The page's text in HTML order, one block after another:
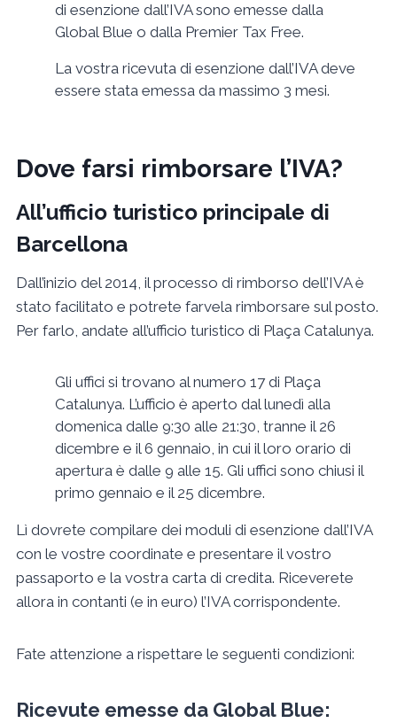
di esenzione dall’IVA sono emesse dalla
Global Blue o dalla Premier Tax Free.
La vostra ricevuta di esenzione dall’IVA deve
essere stata emessa da massimo 3 mesi.
Dove farsi rimborsare l’IVA?
All’ufficio turistico principale di
Barcellona
Dall’inizio del 2014, il processo di rimborso dell’IVA è
stato facilitato e potrete farvela rimborsare sul posto.
Per farlo, andate all’ufficio turistico di Plaça Catalunya.
Gli uffici si trovano al numero 17 di Plaça
Catalunya. L’ufficio è aperto dal lunedì alla
domenica dalle 9:30 alle 21:30, tranne il 26
dicembre e il 6 gennaio, in cui il loro orario di
apertura è dalle 9 alle 15. Gli uffici sono chiusi il
primo gennaio e il 25 dicembre.
Lì dovrete compilare dei moduli di esenzione dall’IVA
con le vostre coordinate e presentare il vostro
passaporto e la vostra carta di credita. Riceverete
allora in contanti (e in euro) l’IVA corrispondente.
Fate attenzione a rispettare le seguenti condizioni:
Ricevute emesse da Global Blue: